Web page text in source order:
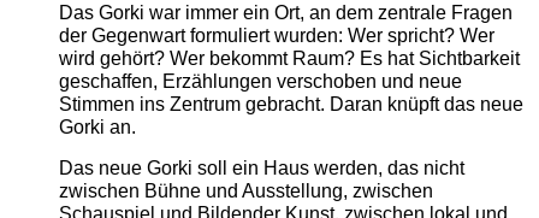
Das Gorki war immer ein Ort, an dem zentrale Fragen
der Gegenwart formuliert wurden: Wer spricht? Wer
wird gehört? Wer bekommt Raum? Es hat Sichtbarkeit
geschaffen, Erzählungen verschoben und neue
Stimmen ins Zentrum gebracht. Daran knüpft das neue
Gorki an.
Das neue Gorki soll ein Haus werden, das nicht
zwischen Bühne und Ausstellung, zwischen
Schauspiel und Bildender Kunst, zwischen lokal und